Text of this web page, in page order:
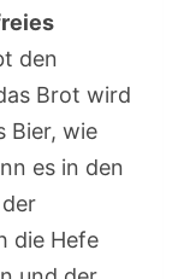
den
Brot wird
Bier, wie
es in den
die Hefe